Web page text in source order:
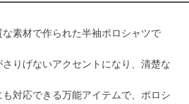
な素材で作られた半袖ポロシャツで
りげないアクセントになり、清楚な
対応できる万能アイテムで、ポロシ